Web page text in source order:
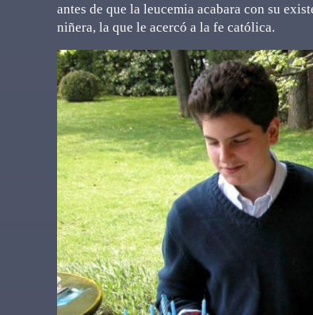
antes de que la leucemia acabara con su
niñera, la que le acercó a la fe católica.